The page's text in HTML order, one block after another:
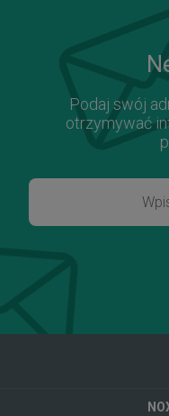
Podaj swój
otrzymywać